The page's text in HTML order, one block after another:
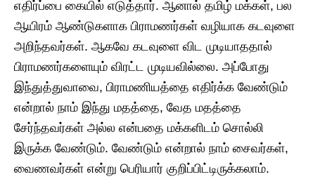
எதிர்ப்பை கையில் எடுத்தார். ஆனால் தமிழ் மக்கள், பல
ஆயிரம் ஆண்டுகளாக பிராமணர்கள் வழியாக கடவுளை
அறிந்தவர்கள். ஆகவே கடவுளை விட முடியாததால்
பிராமணர்களையும் விரட்ட முடியவில்லை. அப்போது
இந்துத்துவாவை, பிராமணியத்தை எதிர்க்க வேண்டும்
என்றால் நாம் இந்து மதத்தை, வேத மதத்தை
சேர்ந்தவர்கள் அல்ல என்பதை மக்களிடம் சொல்லி
இருக்க வேண்டும். வேண்டும் என்றால் நாம் சைவர்கள்,
வைணவர்கள் என்று பெரியார் குறிப்பிட்டிருக்கலாம்.